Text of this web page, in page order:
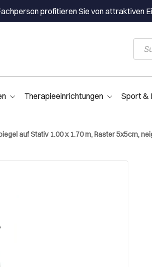
profitieren Sie von attraktiven
Therapieeinrichtungen Sport &
auf Stativ 1.00 x 1.70 m, Raster 5x5cm,